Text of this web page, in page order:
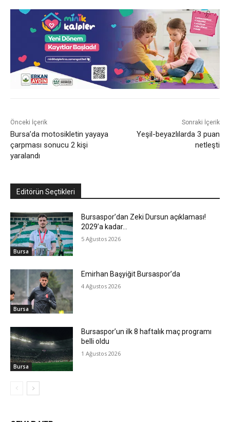
Önceki İçerik
Bursa’da motosikletin yayaya
çarpması sonucu 2 kişi
yaralandı
Sonraki İçerik
Yeşil-beyazlılarda 3 puan
netleşti
Editörün Seçtikleri
Bursa
Bursaspor’dan Zeki Dursun açıklaması!
2029’a kadar…
5 Ağustos 2026
Bursa
Emirhan Başyiğit Bursaspor’da
4 Ağustos 2026
Bursa
Bursaspor’un ilk 8 haftalık maç programı
belli oldu
1 Ağustos 2026